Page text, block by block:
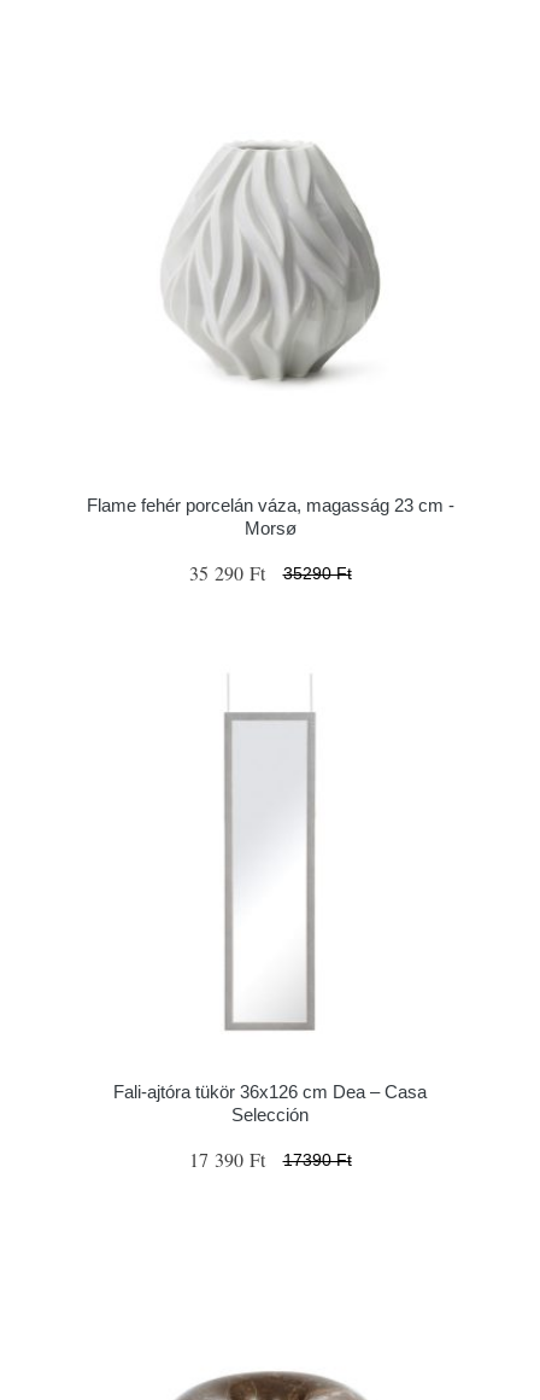
Flame fehér porcelán váza, magasság 23 cm -
Morsø
35 290 Ft 35290 Ft
Fali-ajtóra tükör 36x126 cm Dea – Casa
Selección
17 390 Ft 17390 Ft